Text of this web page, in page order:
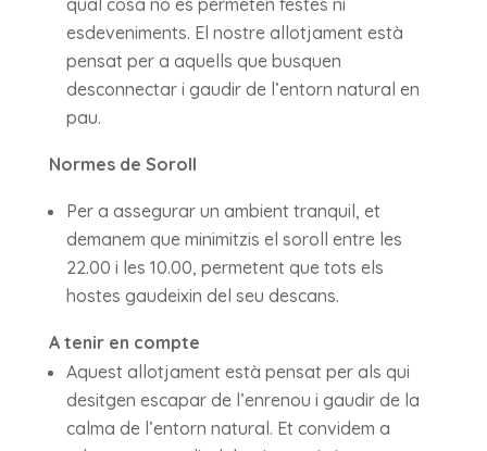
esdeveniments. El nostre allotjament està
pensat per a aquells que busquen
desconnectar i gaudir de l’entorn natural en
pau.
Normes de Soroll
Per a assegurar un ambient tranquil, et
demanem que minimitzis el soroll entre les
22.00 i les 10.00, permetent que tots els
hostes gaudeixin del seu descans.
A tenir en compte
Aquest allotjament està pensat per als qui
desitgen escapar de l’enrenou i gaudir de la
calma de l’entorn natural. Et convidem a